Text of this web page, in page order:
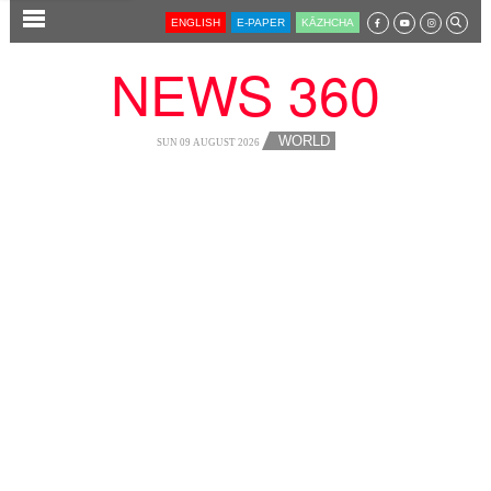
SECTIONS ENGLISH E-PAPER KĀZHCHA
NEWS 360
SUN 09 AUGUST 2026 WORLD